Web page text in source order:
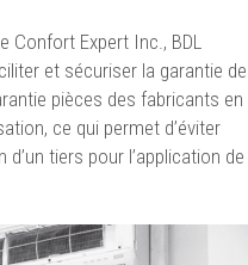
Confort Expert Inc., BDL
et sécuriser la garantie de
pièces des fabricants en
ce qui permet d’éviter
tiers pour l’application de